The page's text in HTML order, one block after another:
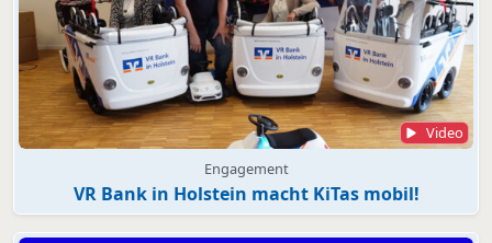
Video
Engagement
VR Bank in Holstein macht KiTas mobil!